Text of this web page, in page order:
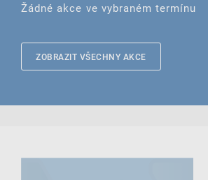
Žádné akce ve vybraném termínu
ZOBRAZIT VŠECHNY AKCE